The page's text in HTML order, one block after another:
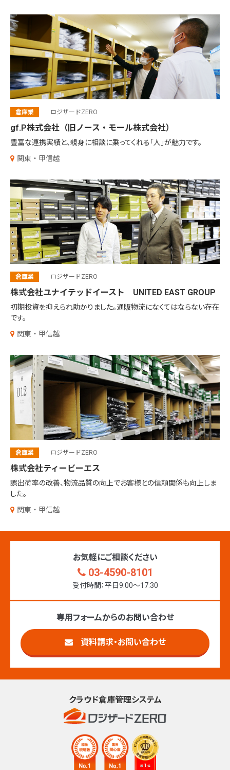
倉庫業 ロジザードZERO
gf.P株式会社（旧ノース・モール株式会社）
豊富な連携実績と、親身に相談に乗ってくれる「人」が魅力です。
関東・甲信越
倉庫業 ロジザードZERO
株式会社ユナイテッドイースト UNITED EAST GROUP
初期投資を抑えられ助かりました。通販物流になくてはならない存在
です。
関東・甲信越
倉庫業 ロジザードZERO
株式会社ティービーエス
誤出荷率の改善、物流品質の向上でお客様との信頼関係も向上しま
した。
関東・甲信越
お気軽にご相談ください
03-4590-8101
受付時間：平日9:00〜17:30
専用フォームからのお問い合わせ
資料請求・お問い合わせ
クラウド倉庫管理システム